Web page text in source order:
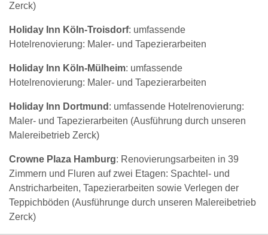
Zerck)
Holiday Inn Köln-Troisdorf: umfassende
Hotelrenovierung: Maler- und Tapezierarbeiten
Holiday Inn Köln-Mülheim: umfassende
Hotelrenovierung: Maler- und Tapezierarbeiten
Holiday Inn Dortmund : umfassende Hotelrenovierung:
Maler- und Tapezierarbeiten (Ausführung durch unseren
Malereibetrieb Zerck)
Crowne Plaza Hamburg: Renovierungsarbeiten in 39
Zimmern und Fluren auf zwei Etagen: Spachtel- und
Anstricharbeiten, Tapezierarbeiten sowie Verlegen der
Teppichböden (Ausführunge durch unseren Malereibetrieb
Zerck)